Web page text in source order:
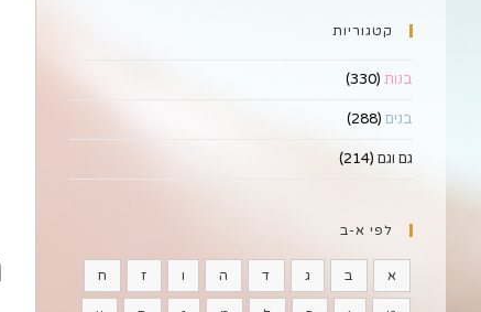
קטגוריות
בנות (330)
בנים (288)
גם וגם (214)
לפי א-ב
א ב ג ד ה ו ז ח